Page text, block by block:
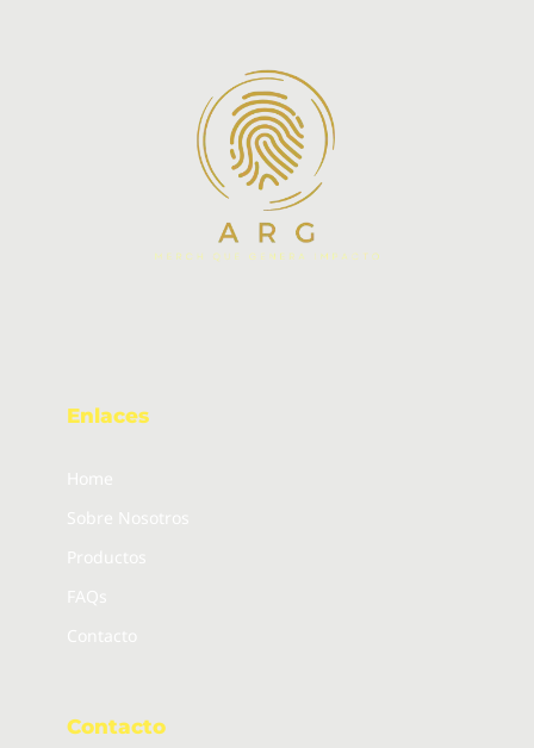
Enlaces
Home
Sobre Nosotros
Productos
FAQs
Contacto
Contacto